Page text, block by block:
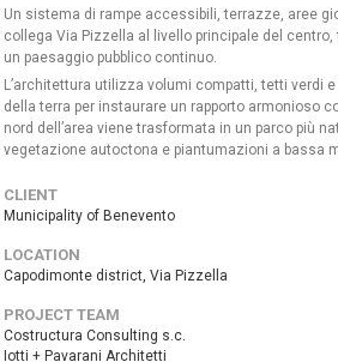
Un sistema di rampe accessibili, terrazze, aree
collega Via Pizzella al livello principale del
un paesaggio pubblico continuo.
L’architettura utilizza volumi compatti, tetti verdi
della terra per instaurare un rapporto armonioso
nord dell’area viene trasformata in un parco più
vegetazione autoctona e piantumazioni a bassa
CLIENT
Municipality of Benevento
LOCATION
Capodimonte district, Via Pizzella
PROJECT TEAM
Costructura Consulting s.c.
Iotti + Pavarani Architetti